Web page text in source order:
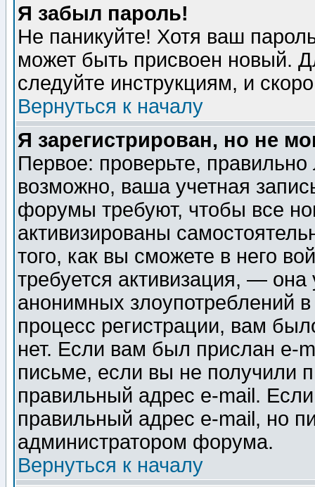
Я забыл пароль!
Не паникуйте! Хотя ваш
может быть присвоен новый.
следуйте инструкциям, и
Вернуться к началу
Я зарегистрирован, но не
Первое: проверьте,
возможно, ваша учетная
форумы требуют, чтобы все
активизированы
того, как вы сможете в него
требуется активизация, —
анонимных злоупотреблений
процесс регистрации, вам
нет. Если вам был прислан e-
письме, если вы не получили
правильный адрес e-mail.
правильный адрес e-mail, но
администратором форума.
Вернуться к началу